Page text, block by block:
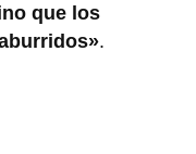
que los
.